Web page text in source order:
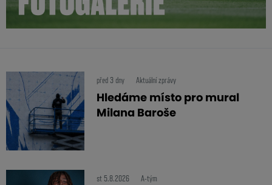
před 3 dny Aktuální zprávy
Hledáme místo pro mural
Milana Baroše
st 5.8.2026 A-tým